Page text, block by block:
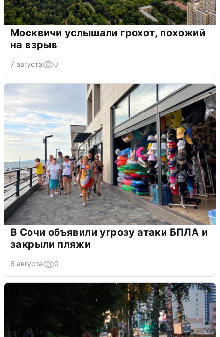
Москвичи услышали грохот, похожий
на взрыв
7 августа 0
В Сочи объявили угрозу атаки БПЛА и
закрыли пляжи
6 августа 0